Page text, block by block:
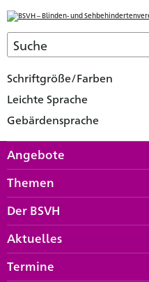
Schriftgröße/Farben
Leichte Sprache
Gebärdensprache
Angebote
Themen
Der BSVH
Aktuelles
Termine